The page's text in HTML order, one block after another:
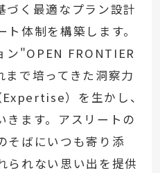
づく最適なプラン設計
体制を構築します。
ン"OPEN FRONTIER
で培ってきた洞察力
）を生かし、
きます。アスリートの
そばにいつも寄り添
られない思い出を提供